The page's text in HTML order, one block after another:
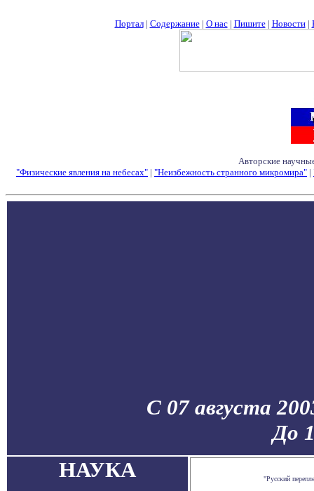
Портал| Содержание| О нас| Пишите| Новости|
Авторские
"Физические явления на небесах" | "Неизбежность странного микромира" |
С 07 августа
До
НАУКА
"Русский